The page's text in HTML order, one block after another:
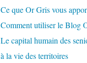
Ce que Or Gris vous
Comment utiliser le Blog
Le capital humain des
à la vie des territoires